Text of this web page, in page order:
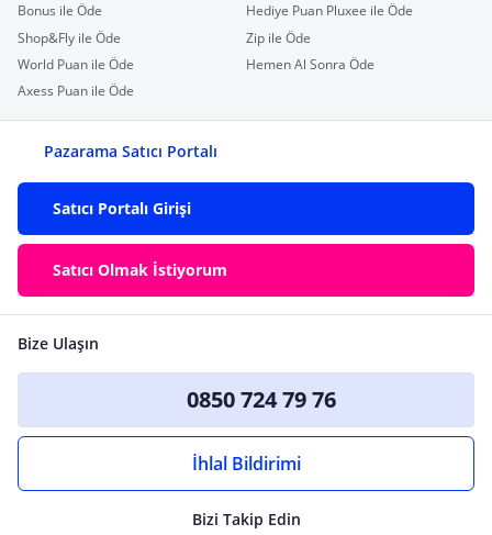
Bonus ile Öde
Hediye Puan Pluxee ile Öde
Shop&Fly ile Öde
Zip ile Öde
World Puan ile Öde
Hemen Al Sonra Öde
Axess Puan ile Öde
Pazarama Satıcı Portalı
Satıcı Portalı Girişi
Satıcı Olmak İstiyorum
Bize Ulaşın
0850 724 79 76
İhlal Bildirimi
Bizi Takip Edin